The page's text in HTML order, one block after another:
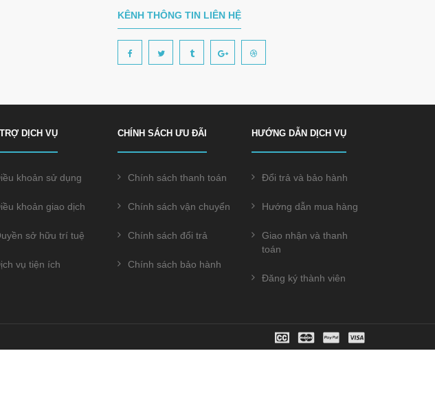
KÊNH THÔNG TIN LIÊN HỆ
DỊCH VỤ
khoản sử dụng
khoản giao dịch
sở hữu trí tuệ
vụ tiện ích
CHÍNH SÁCH ƯU ĐÃI
Chính sách thanh toán
Chính sách vận chuyển
Chính sách đổi trả
Chính sách bảo hành
HƯỚNG DẪN DỊCH VỤ
Đổi trả và bảo hành
Hướng dẫn mua hàng
Giao nhận và thanh
toán
Đăng ký thành viên